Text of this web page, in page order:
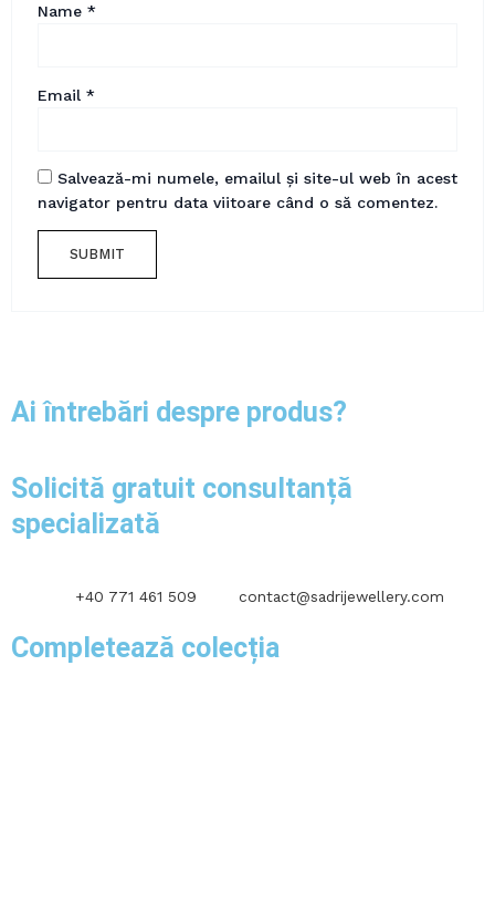
Name *
Email *
Salvează-mi numele, emailul și site-ul web în acest
navigator pentru data viitoare când o să comentez.
Ai întrebări despre produs?
Solicită gratuit consultanță
specializată
+40 771 461 509 contact@sadrijewellery.com
Completează colecția